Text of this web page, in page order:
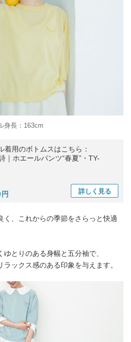
身長：163cm
着用のボトムスはこちら：
｜ホエールパンツ“春夏”・TY-
詳しく 見る
く、これからの季節をさらっと快適
とりのある身幅と五分袖で、
ックス感のある印象を与えます。